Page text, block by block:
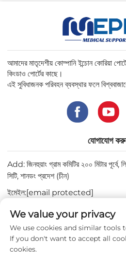
আমাদের মাতৃদেশীয় কোম্পানি ইন্চোন কোরিয়া
কিংডাও পোর্টের কাছে।
এই সুবিধাজনক পরিবহন ব্যবস্থার ফলে
যোগাযোগ
Add: জিনহুয়াং গ্রাম কমিটির ২০০ মিটার পূর্বে,
সিটি, শানডং প্রদেশ (চীন)
ইমেইল:[email protected]
টেল:+82-3180427370
ফোন: +86-15564344404
ওয়াটসঅ্যাপ:+82-1022396668
We value your privacy
We use cookies and similar tools
If you don't want to accept all
cookies.